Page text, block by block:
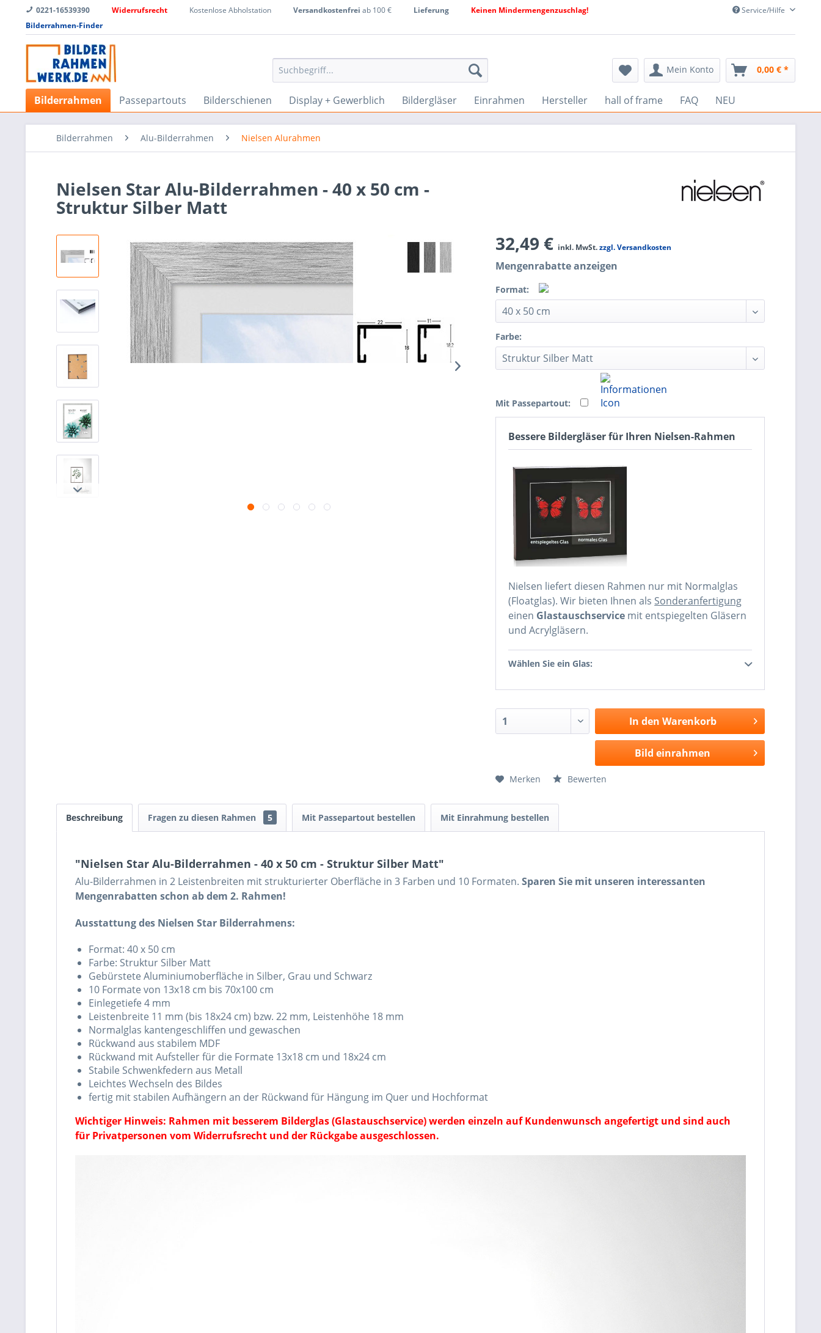
0221-16539390 Widerrufsrecht Kostenlose Abholstation Versandkostenfrei ab 100 € Lieferung
Keinen Mindermengenzuschlag!
Bilderrahmen-Finder
Service/Hilfe
Mein Konto 0,00 € *
Bilderrahmen Passepartouts Bilderschienen Display + Gewerblich Bildergläser Einrahmen Hersteller hall of frame FAQ NEU
Bilderrahmen Alu-Bilderrahmen Nielsen Alurahmen
Nielsen Star Alu-Bilderrahmen - 40 x 50 cm -
Struktur Silber Matt
32,49 € inkl. MwSt.zzgl. Versandkosten
Mengenrabatte anzeigen
Format:
Farbe:
Mit Passepartout:
Bessere Bildergläser für Ihren Nielsen-Rahmen
Nielsen liefert diesen Rahmen nur mit Normalglas
(Floatglas). Wir bieten Ihnen als Sonderanfertigung
einen Glastauschservice mit entspiegelten Gläsern
und Acrylgläsern.
Wählen Sie ein Glas:
In den Warenkorb
Bild einrahmen
Merken Bewerten
Beschreibung Fragen zu diesen Rahmen 5 Mit Passepartout bestellen Mit Einrahmung bestellen
"Nielsen Star Alu-Bilderrahmen - 40 x 50 cm - Struktur Silber Matt"
Alu-Bilderrahmen in 2 Leistenbreiten mit strukturierter Oberfläche in 3 Farben und 10 Formaten. Sparen Sie mit unseren interessanten
Mengenrabatten schon ab dem 2. Rahmen!
Ausstattung des Nielsen Star Bilderrahmens:
Format: 40 x 50 cm
Farbe: Struktur Silber Matt
Gebürstete Aluminiumoberfläche in Silber, Grau und Schwarz
10 Formate von 13x18 cm bis 70x100 cm
Einlegetiefe 4 mm
Leistenbreite 11 mm (bis 18x24 cm) bzw. 22 mm, Leistenhöhe 18 mm
Normalglas kantengeschliffen und gewaschen
Rückwand aus stabilem MDF
Rückwand mit Aufsteller für die Formate 13x18 cm und 18x24 cm
Stabile Schwenkfedern aus Metall
Leichtes Wechseln des Bildes
fertig mit stabilen Aufhängern an der Rückwand für Hängung im Quer und Hochformat
Wichtiger Hinweis: Rahmen mit besserem Bilderglas (Glastauschservice) werden einzeln auf Kundenwunsch angefertigt und sind auch
für Privatpersonen vom Widerrufsrecht und der Rückgabe ausgeschlossen.